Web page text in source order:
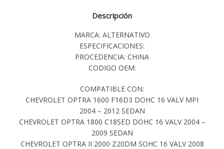
Descripción
MARCA: ALTERNATIVO
ESPECIFICACIONES:
PROCEDENCIA: CHINA
CODIGO OEM:
COMPATIBLE CON:
CHEVROLET OPTRA 1600 F16D3 DOHC 16 VALV MPI
2004 – 2012 SEDAN
CHEVROLET OPTRA 1800 C18SED DOHC 16 VALV 2004 –
2009 SEDAN
CHEVROLET OPTRA II 2000 Z20DM SOHC 16 VALV 2008